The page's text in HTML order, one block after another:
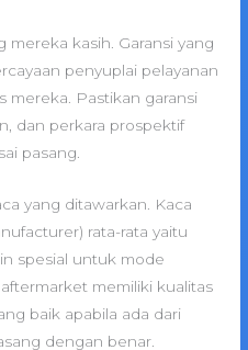
mereka kasih. Garansi yang
penyuplai pelayanan
mereka. Pastikan garansi
dan perkara prospektif
pasang.
yang ditawarkan. Kaca
rata-rata yaitu
spesial untuk mode
memiliki kualitas
baik apabila ada dari
dengan benar.